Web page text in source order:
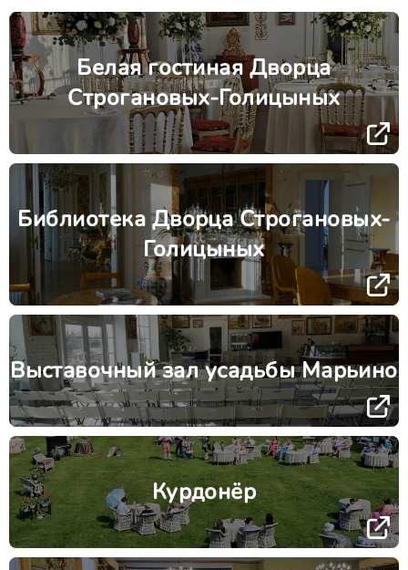
Белая гостиная Дворца
Строгановых-Голицыных
Библиотека Дворца Строгановых-
Голицыных
Выставочный зал усадьбы Марьино
Курдонёр